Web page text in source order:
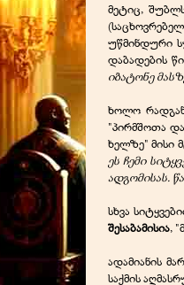
მეტიც,
უწმინდური
დაბადების
იბატონე
ხოლო
"პირმშოთა
ხელზე" მისი
ეს ჩემი
ადგომისას.
სხვა
შესაბამისია,
ადამიანის
საქმის